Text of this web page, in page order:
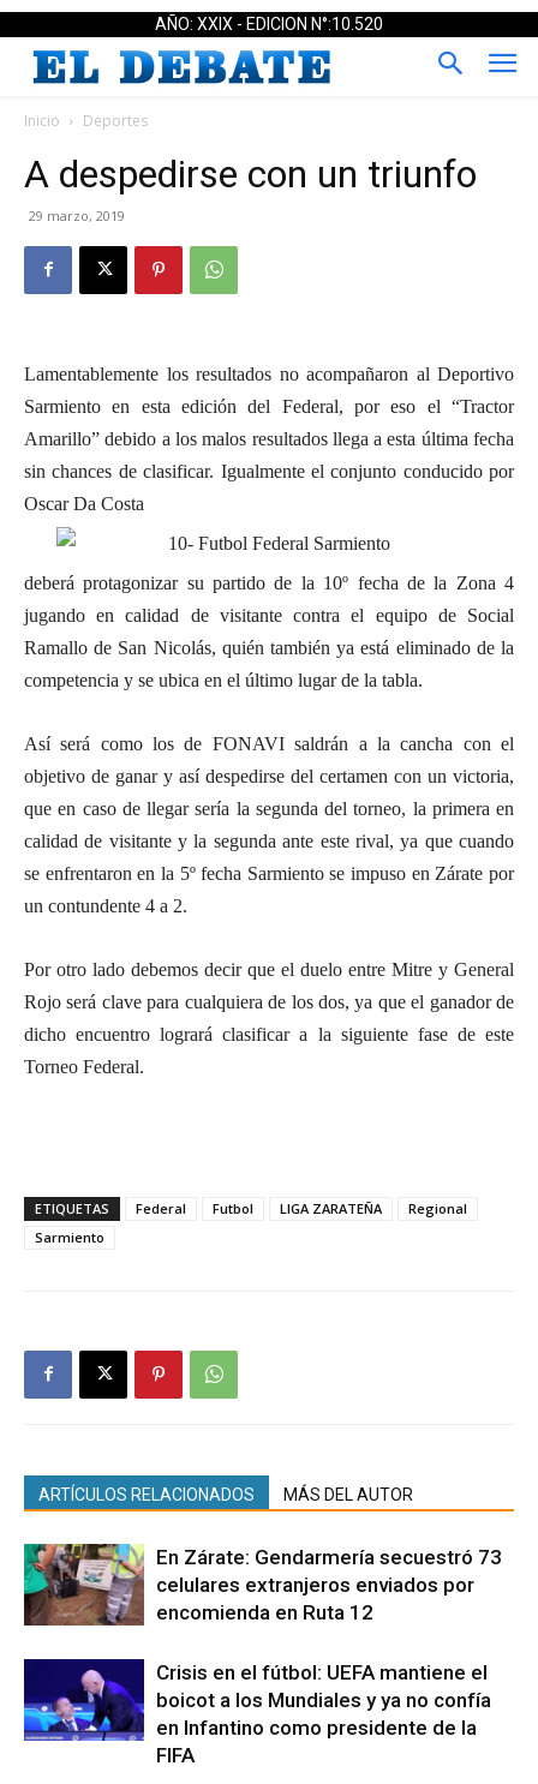
AÑO: XXIX - EDICION N°:10.520
Inicio Deportes
A despedirse con un triunfo
29 marzo, 2019
Lamentablemente los resultados no acompañaron al Deportivo
Sarmiento en esta edición del Federal, por eso el “Tractor
Amarillo” debido a los malos resultados llega a esta última fecha
sin chances de clasificar. Igualmente el conjunto conducido por
Oscar Da Costa
deberá protagonizar su partido de la 10º fecha de la Zona 4
jugando en calidad de visitante contra el equipo de Social
Ramallo de San Nicolás, quién también ya está eliminado de la
competencia y se ubica en el último lugar de la tabla.
Así será como los de FONAVI saldrán a la cancha con el
objetivo de ganar y así despedirse del certamen con un victoria,
que en caso de llegar sería la segunda del torneo, la primera en
calidad de visitante y la segunda ante este rival, ya que cuando
se enfrentaron en la 5º fecha Sarmiento se impuso en Zárate por
un contundente 4 a 2.
Por otro lado debemos decir que el duelo entre Mitre y General
Rojo será clave para cualquiera de los dos, ya que el ganador de
dicho encuentro logrará clasificar a la siguiente fase de este
Torneo Federal.
ETIQUETAS Federal Futbol LIGA ZARATEÑA
Regional
Sarmiento
ARTÍCULOS RELACIONADOS MÁS DEL AUTOR
En Zárate: Gendarmería secuestró 73
celulares extranjeros enviados por
encomienda en Ruta 12
Crisis en el fútbol: UEFA mantiene el
boicot a los Mundiales y ya no confía
en Infantino como presidente de la
FIFA